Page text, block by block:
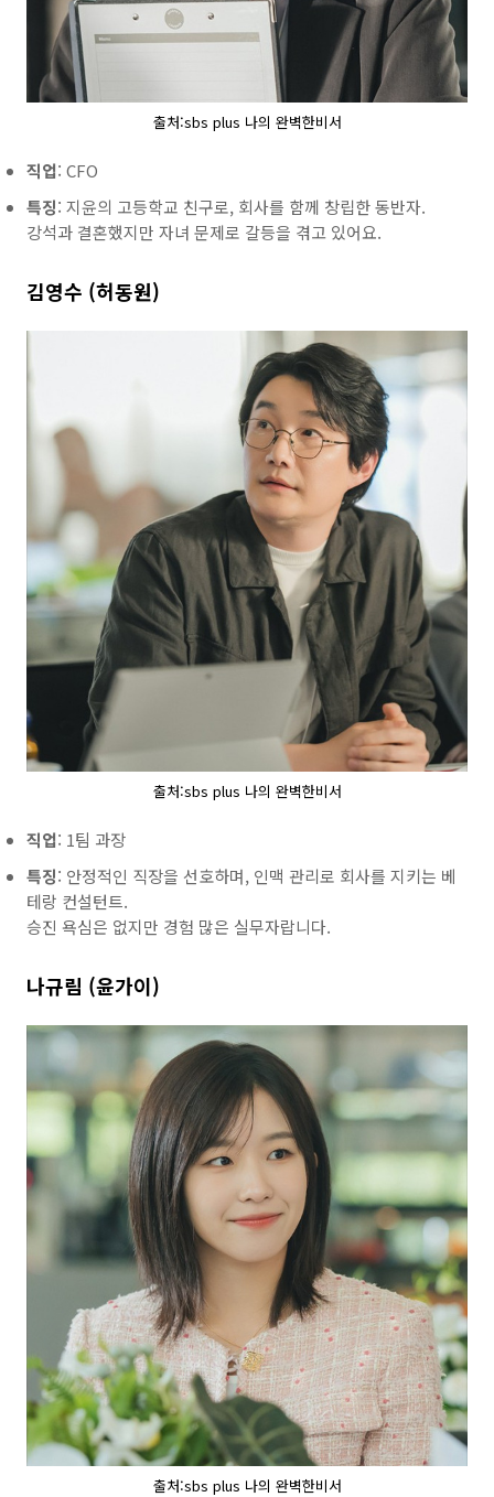
출처:sbs plus 나의 완벽한비서
직업: CFO
특징: 지윤의 고등학교 친구로, 회사를 함께 창립한 동반자.
강석과 결혼했지만 자녀 문제로 갈등을 겪고 있어요.
김영수 (허동원)
출처:sbs plus 나의 완벽한비서
직업: 1팀 과장
특징: 안정적인 직장을 선호하며, 인맥 관리로 회사를 지키는 베
테랑 컨설턴트.
승진 욕심은 없지만 경험 많은 실무자랍니다.
나규림 (윤가이)
출처:sbs plus 나의 완벽한비서